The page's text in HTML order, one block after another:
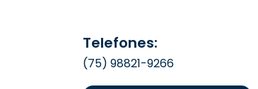
Telefones:
(75) 98821-9266